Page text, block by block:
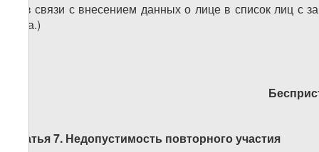
и) в связи с внесением данных о лице в список лиц с
года.)
Статья 7. Недопустимость повторного участия